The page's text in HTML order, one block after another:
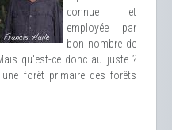
connue et
employée par
bon nombre de
qu'est-ce donc au juste ?
une forêt primaire des forêts